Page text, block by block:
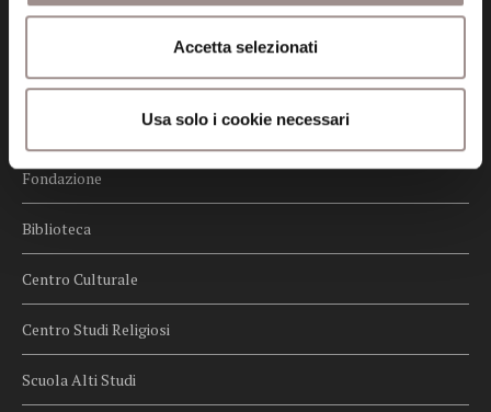
Accetta selezionati
Usa solo i cookie necessari
Whistleblowing
Menu
Fondazione
Biblioteca
Centro Culturale
Centro Studi Religiosi
Scuola Alti Studi